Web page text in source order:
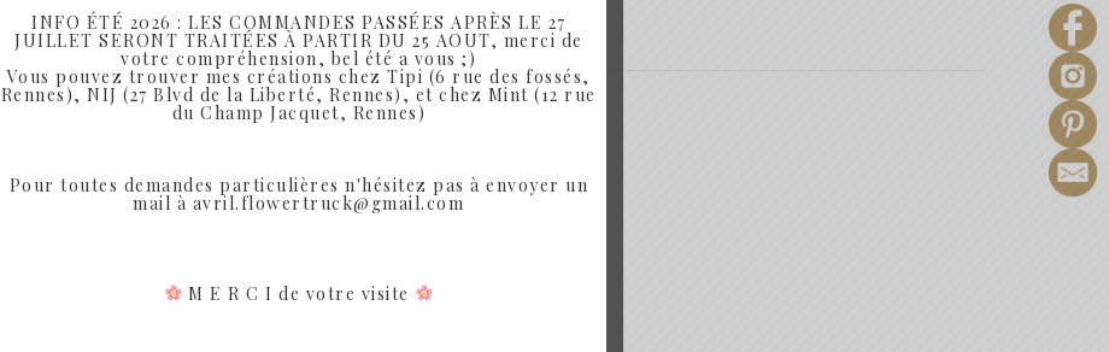
SHARE:
INFO ÉTÉ 2026 : LES COMMANDES PASSÉES APRÈS LE 27
JUILLET SERONT TRAITÉES À PARTIR DU 25 AOUT, merci de
votre compréhension, bel été a vous ;)
Vous pouvez trouver mes créations chez Tipi (6 rue des fossés,
Rennes), NIJ (27 Blvd de la Liberté, Rennes), et chez Mint (12 rue
du Champ Jacquet, Rennes)
Pour toutes demandes particulières n'hésitez pas à envoyer un
mail à avril.flowertruck@gmail.com
M E R C I de votre visite